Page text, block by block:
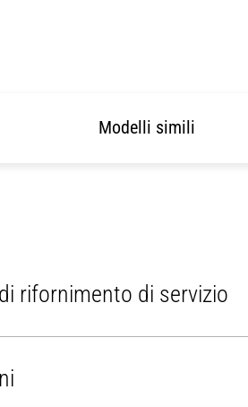
Modelli simili
rifornimento di servizio
serbatoio del combustibile